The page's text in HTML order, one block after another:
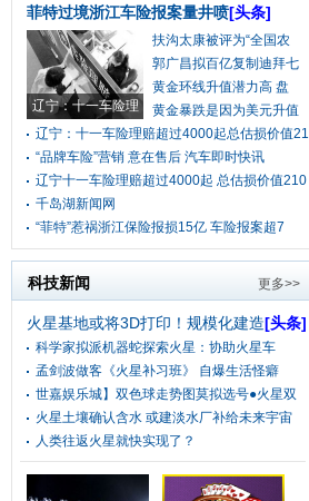
菲特过境浙江车险报案量井喷[头条]
辽宁：十一车险理
扶沟太康被评为“全国农
郭广昌拟百亿复制迪拜七
黄金环线升值潜力高 盘
黄金暴跌是因为美元升值
辽宁：十一车险理赔超过4000起总估损价值21
“品牌车险”营销 意在售后 汽车即时快讯
辽宁十一车险理赔超过4000起 总估损价值210
千岛湖新闻网
“菲特”惹祸浙江保险报损15亿 车险报案超7
科技新闻 更多>>
火星基地或将3D打印！规模化建造[头条]
科学家拟派机器蛇探索火星：协助火星车
孟剑波做客《火星补习班》 自爆生活怪癖
世嘉娱乐城】双色球走势图莫拟选号●火星双
火星土壤确认含水 或建淡水厂补给未来宇宙
人类往返火星就快实现了？